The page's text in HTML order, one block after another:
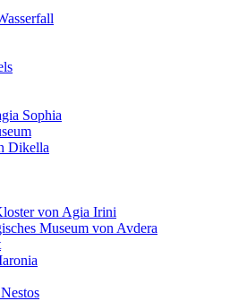
Sophia
Dikella
von Agia Irini
Museum von Avdera